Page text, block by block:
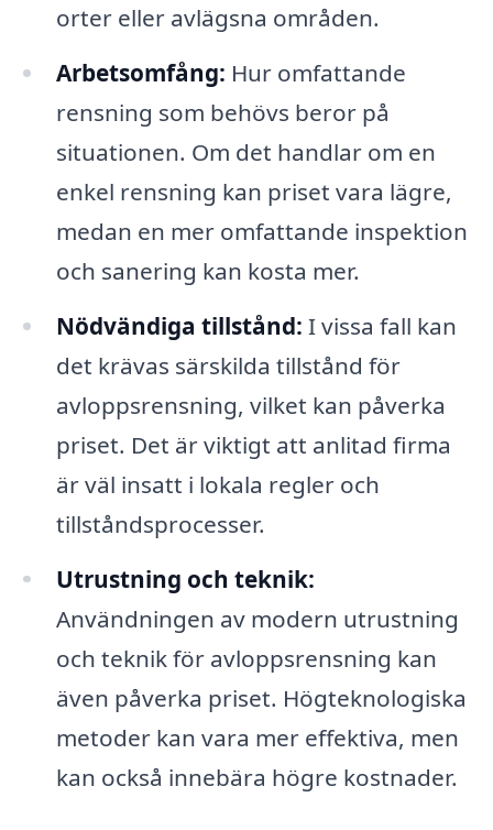
orter eller avlägsna områden.
Arbetsomfång: Hur omfattande
rensning som behövs beror på
situationen. Om det handlar om en
enkel rensning kan priset vara lägre,
medan en mer omfattande inspektion
och sanering kan kosta mer.
Nödvändiga tillstånd: I vissa fall kan
det krävas särskilda tillstånd för
avloppsrensning, vilket kan påverka
priset. Det är viktigt att anlitad firma
är väl insatt i lokala regler och
tillståndsprocesser.
Utrustning och teknik:
Användningen av modern utrustning
och teknik för avloppsrensning kan
även påverka priset. Högteknologiska
metoder kan vara mer effektiva, men
kan också innebära högre kostnader.